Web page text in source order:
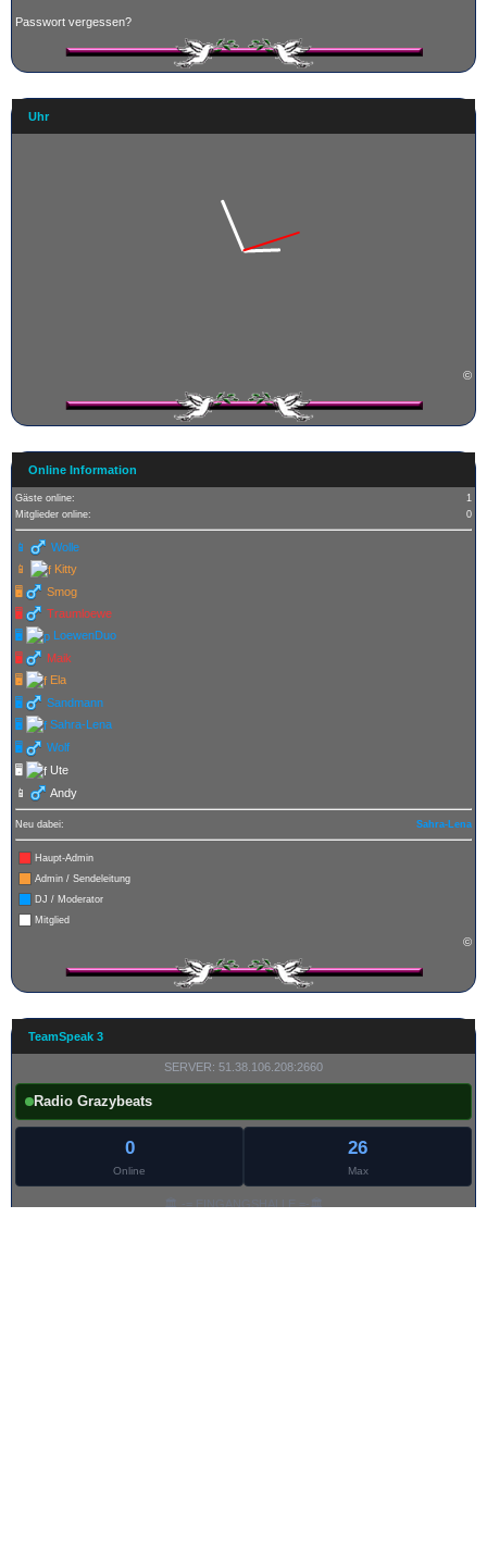
Passwort vergessen?
Uhr
©
Online Information
Gäste online:
1
Mitglieder online:
0
📱
Wolle
📱
Kitty
🖥️
Smog
🖥️
Traumloewe
🖥️
LoewenDuo
🖥️
Maik
🖥️
Ela
🖥️
Sandmann
🖥️
Sahra-Lena
🖥️
Wolf
🖥️
Ute
📱
Andy
Neu dabei: Sahra-Lena
Haupt-Admin
Admin / Sendeleitung
DJ / Moderator
Mitglied
©
TeamSpeak 3
SERVER: 51.38.106.208:2660
Radio Grazybeats
0
Online
26
Max